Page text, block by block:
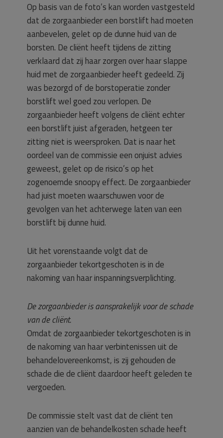
Op basis van de foto’s kan worden vastgesteld
dat de zorgaanbieder een borstlift had moeten
aanbevelen, gelet op de dunne huid van de
borsten. De cliënt heeft tijdens de zitting
verklaard dat zij haar zorgen over haar slappe
huid met de zorgaanbieder heeft gedeeld. Zij
was bezorgd of de borstoperatie zonder
borstlift wel goed zou verlopen. De
zorgaanbieder heeft volgens de cliënt echter
een borstlift juist afgeraden, hetgeen ter
zitting niet is weersproken. Dat is naar het
oordeel van de commissie een onjuist advies
geweest, gelet op de risico’s op het
zogenoemde snoopy effect. De zorgaanbieder
had juist moeten waarschuwen voor de
gevolgen van het achterwege laten van een
borstlift bij dunne huid.
Uit het vorenstaande volgt dat de
zorgaanbieder tekortgeschoten is in de
nakoming van haar inspanningsverplichting.
De zorgaanbieder is aansprakelijk voor de schade
van de cliënt.
Omdat de zorgaanbieder tekortgeschoten is in
de nakoming van haar verbintenissen uit de
behandelovereenkomst, is zij gehouden de
schade die de cliënt daardoor heeft geleden te
vergoeden.
De commissie stelt vast dat de cliënt ten
aanzien van de behandelkosten schade heeft